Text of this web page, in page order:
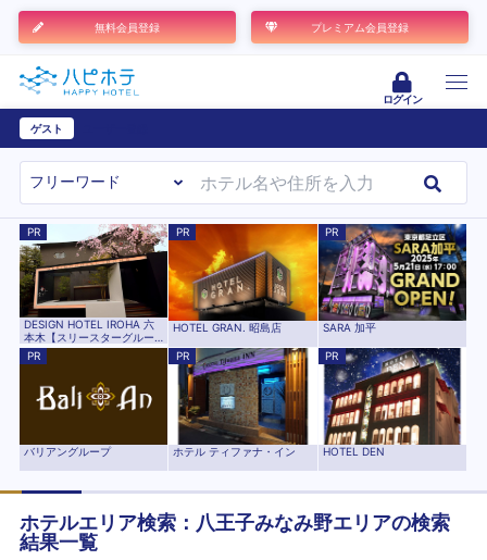
無料会員登録 プレミアム会員登録
ログイン
ゲスト
PR
DESIGN HOTEL IROHA 六
本木【スリースターグルー
プ】
PR
HOTEL GRAN. 昭島店
PR
SARA 加平
PR
バリアングループ
PR
ホテル ティファナ・イン
PR
HOTEL DEN
ホテルエリア検索：八王子みなみ野エリアの検索
結果一覧